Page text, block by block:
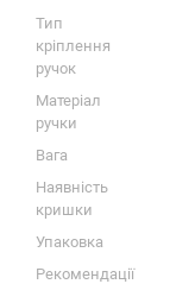
Тип
кріплення
ручок
Матеріал
ручки
Вага
Наявність
кришки
Упаковка
Рекомендації